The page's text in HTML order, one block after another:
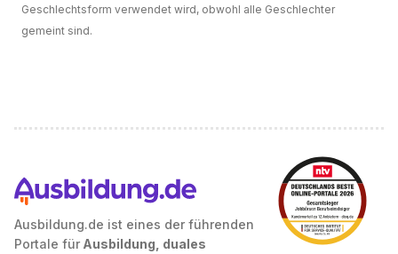
Geschlechtsform verwendet wird, obwohl alle Geschlechter
gemeint sind.
Ausbildung.de ist eines der führenden
Portale für Ausbildung, duales